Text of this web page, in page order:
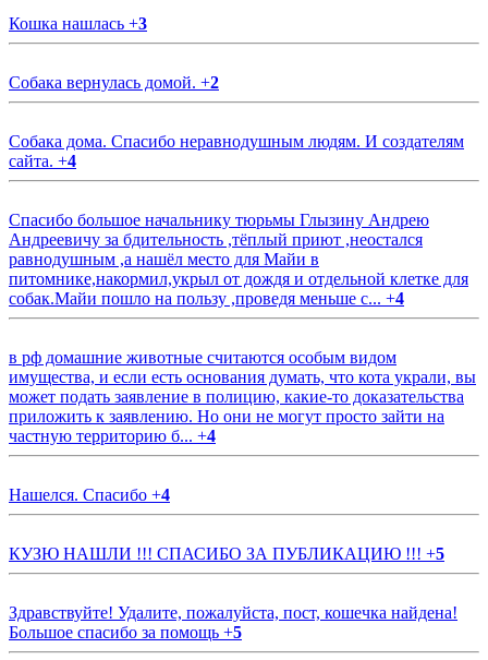
Кошка нашлась +3
Собака вернулась домой. +2
Собака дома. Спасибо неравнодушным людям. И создателям
сайта. +4
Спасибо большое начальнику тюрьмы Глызину Андрею
Андреевичу за бдительность ,тёплый приют ,неостался
равнодушным ,а нашёл место для Майи в
питомнике,накормил,укрыл от дождя и отдельной клетке для
собак.Майи пошло на пользу ,проведя меньше с... +4
в рф домашние животные считаются особым видом
имущества, и если есть основания думать, что кота украли, вы
может подать заявление в полицию, какие-то доказательства
приложить к заявлению. Но они не могут просто зайти на
частную территорию б... +4
Нашелся. Спасибо +4
КУЗЮ НАШЛИ !!! СПАСИБО ЗА ПУБЛИКАЦИЮ !!! +5
Здравствуйте! Удалите, пожалуйста, пост, кошечка найдена!
Большое спасибо за помощь +5